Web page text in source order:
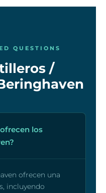
QUESTIONS
/
los
ofrecen una
incluyendo